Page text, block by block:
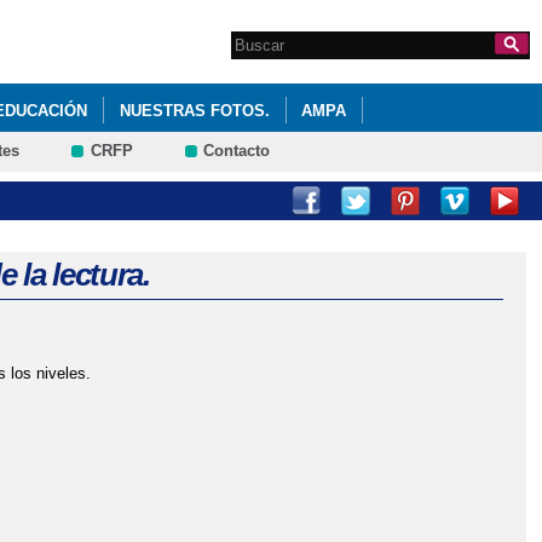
Formulario de
búsqueda
Search this site
NUESTRAS FOTOS. AMPA
DE SOLICITUD DE CENTROS
CRFP Contacto
la lectura.
los niveles.